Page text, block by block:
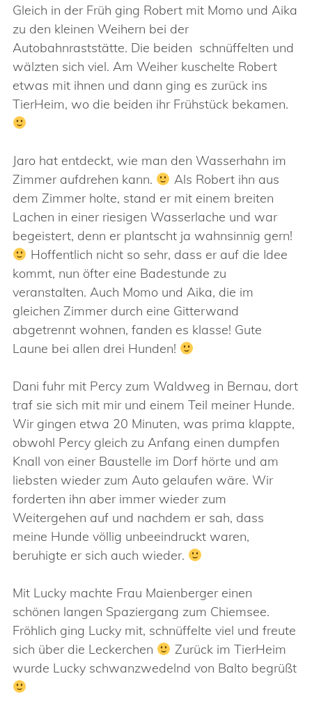
Gleich in der Früh ging Robert mit Momo und Aika
zu den kleinen Weihern bei der
Autobahnraststätte. Die beiden schnüffelten und
wälzten sich viel. Am Weiher kuschelte Robert
etwas mit ihnen und dann ging es zurück ins
TierHeim, wo die beiden ihr Frühstück bekamen.
Jaro hat entdeckt, wie man den Wasserhahn im
Zimmer aufdrehen kann.
Als Robert ihn aus
dem Zimmer holte, stand er mit einem breiten
Lachen in einer riesigen Wasserlache und war
begeistert, denn er plantscht ja wahnsinnig gern!
Hoffentlich nicht so sehr, dass er auf die Idee
kommt, nun öfter eine Badestunde zu
veranstalten. Auch Momo und Aika, die im
gleichen Zimmer durch eine Gitterwand
abgetrennt wohnen, fanden es klasse! Gute
Laune bei allen drei Hunden!
Dani fuhr mit Percy zum Waldweg in Bernau, dort
traf sie sich mit mir und einem Teil meiner Hunde.
Wir gingen etwa 20 Minuten, was prima klappte,
obwohl Percy gleich zu Anfang einen dumpfen
Knall von einer Baustelle im Dorf hörte und am
liebsten wieder zum Auto gelaufen wäre. Wir
forderten ihn aber immer wieder zum
Weitergehen auf und nachdem er sah, dass
meine Hunde völlig unbeeindruckt waren,
beruhigte er sich auch wieder.
Mit Lucky machte Frau Maienberger einen
schönen langen Spaziergang zum Chiemsee.
Fröhlich ging Lucky mit, schnüffelte viel und freute
sich über die Leckerchen
Zurück im TierHeim
wurde Lucky schwanzwedelnd von Balto begrüßt